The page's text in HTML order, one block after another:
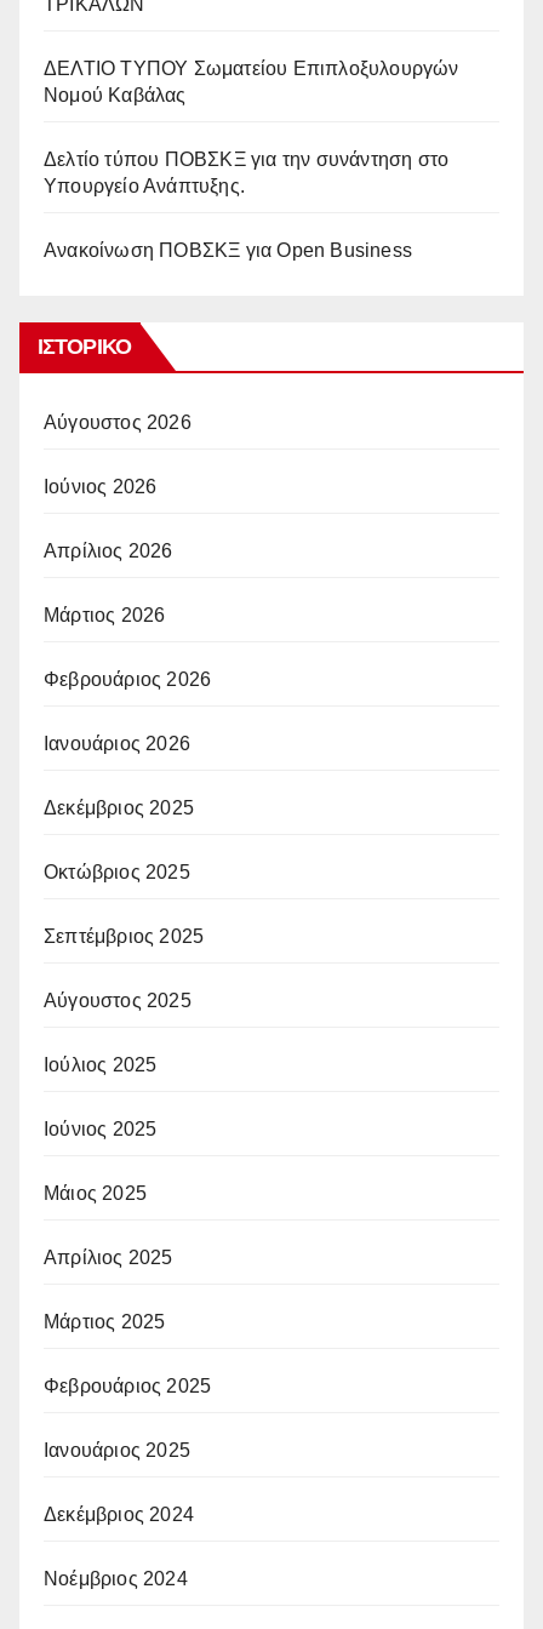
ΔΕΛΤΙΟ ΤΥΠΟΥ Σωματείου Επιπλοξυλουργών
Νομού Καβάλας
Δελτίο τύπου ΠΟΒΣΚΞ για την συνάντηση στο
Υπουργείο Ανάπτυξης.
Ανακοίνωση ΠΟΒΣΚΞ για Open Business
ΙΣΤΟΡΙΚΌ
Αύγουστος 2026
Ιούνιος 2026
Απρίλιος 2026
Μάρτιος 2026
Φεβρουάριος 2026
Ιανουάριος 2026
Δεκέμβριος 2025
Οκτώβριος 2025
Σεπτέμβριος 2025
Αύγουστος 2025
Ιούλιος 2025
Ιούνιος 2025
Μάιος 2025
Απρίλιος 2025
Μάρτιος 2025
Φεβρουάριος 2025
Ιανουάριος 2025
Δεκέμβριος 2024
Νοέμβριος 2024